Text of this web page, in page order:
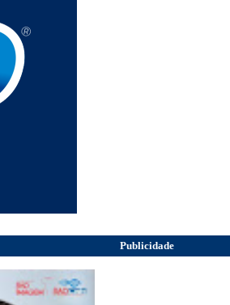
Publicidade